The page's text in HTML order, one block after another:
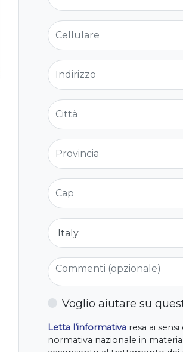
Cellulare
Indirizzo
Città
Provincia
Cap
Nazione
Commenti (opzionale)
Voglio aiutare su
Letta l’informativa resa ai sensi
normativa nazionale in